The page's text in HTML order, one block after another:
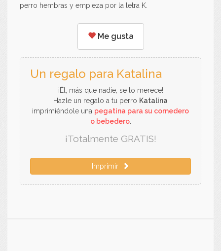
perro hembras y empieza por la letra K.
Me gusta
Un regalo para Katalina
¡Él, más que nadie, se lo merece!
Hazle un regalo a tu perro Katalina
imprimiéndole una pegatina para su comedero
o bebedero.
¡Totalmente GRATIS!
Imprimir